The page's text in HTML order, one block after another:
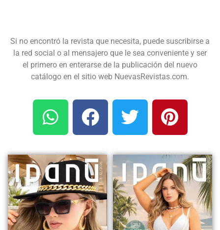
Si no encontró la revista que necesita, puede suscribirse a
la red social o al mensajero que le sea conveniente y ser
el primero en enterarse de la publicación del nuevo
catálogo en el sitio web NuevasRevistas.com.